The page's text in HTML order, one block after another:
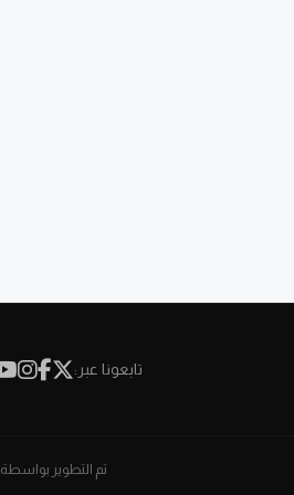
تابعونا عبر:
تم التطوير بواسطة